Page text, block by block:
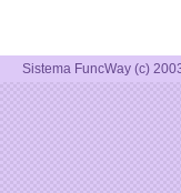
Sistema FuncWay (c)